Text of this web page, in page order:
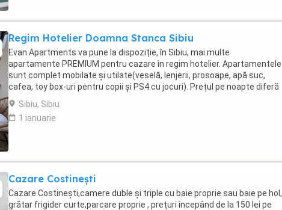
Regim Hotelier Doamna Stanca Sibiu
Evan Apartments va pune la dispoziție, în Sibiu, mai multe
apartamente PREMIUM pentru cazare în regim hotelier. Apartamentele
sunt complet mobilate și utilate(veselă, lenjerii, prosoape, apă suc,
cafea, toy box-uri pentru copii și PS4 cu jocuri). Prețul pe noapte diferă
în funcție de mărimea fiecărui ...
Sibiu, Sibiu
1 ianuarie
Cazare Costinești
Cazare Costinești,camere duble și triple cu baie proprie sau baie pe hol,
grătar frigider curte,parcare proprie , prețuri începând de la 150 lei pe